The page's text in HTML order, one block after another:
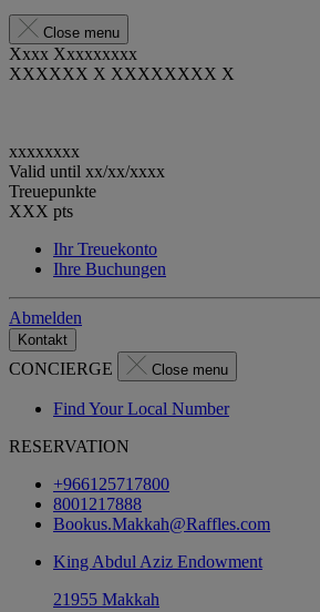
Close menu
Xxxx Xxxxxxxxx
XXXXXX X XXXXXXXX X
xxxxxxxx
Valid until xx/xx/xxxx
Treuepunkte
XXX pts
Ihr Treuekonto
Ihre Buchungen
Abmelden
Kontakt
CONCIERGE Close menu
Find Your Local Number
RESERVATION
+966125717800
8001217888
Bookus.Makkah@Raffles.com
King Abdul Aziz Endowment
21955 Makkah